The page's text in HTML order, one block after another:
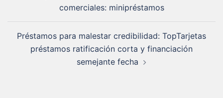
comerciales: minipréstamos
Préstamos para malestar credibilidad: TopTarjetas
préstamos ratificación corta y financiación
semejante fecha